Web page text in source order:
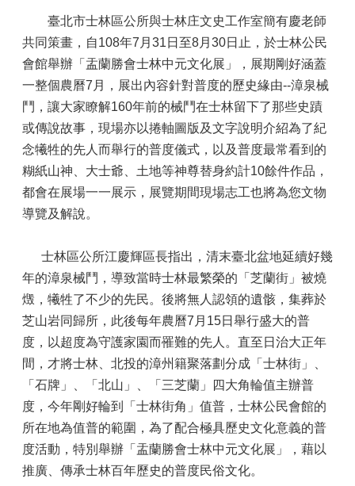
臺北市士林區公所與士林庄文史工作室簡有慶老師
共同策畫，自108年7月31日至8月30日止，於士林公民
會館舉辦「盂蘭勝會士林中元文化展」，展期剛好涵蓋
一整個農曆7月，展出內容針對普度的歷史緣由--漳泉械
鬥，讓大家瞭解160年前的械鬥在士林留下了那些史蹟
或傳說故事，現場亦以捲軸圖版及文字說明介紹為了紀
念犧牲的先人而舉行的普度儀式，以及普度最常看到的
糊紙山神、大士爺、土地等神尊替身約計10餘件作品，
都會在展場一一展示，展覽期間現場志工也將為您文物
導覽及解說。
士林區公所江慶輝區長指出，清末臺北盆地延續好幾
年的漳泉械鬥，導致當時士林最繁榮的「芝蘭街」被燒
燬，犧牲了不少的先民。後將無人認領的遺骸，集葬於
芝山岩同歸所，此後每年農曆7月15日舉行盛大的普
度，以超度為守護家園而罹難的先人。直至日治大正年
間，才將士林、北投的漳州籍聚落劃分成「士林街」、
「石牌」、「北山」、「三芝蘭」四大角輪值主辦普
度，今年剛好輪到「士林街角」值普，士林公民會館的
所在地為值普的範圍，為了配合極具歷史文化意義的普
度活動，特別舉辦「盂蘭勝會士林中元文化展」，藉以
推廣、傳承士林百年歷史的普度民俗文化。